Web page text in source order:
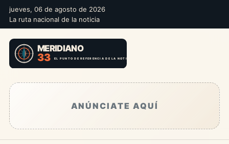
jueves, 06 de agosto de 2026
La ruta nacional de la noticia
ANÚNCIATE AQUÍ